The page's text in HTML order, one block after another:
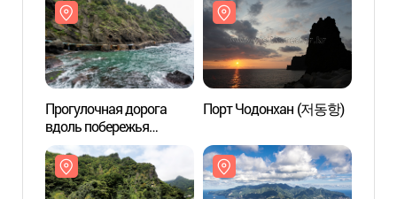
Прогулочная дорога
вдоль побережья
Хэннам (행남
해안산책로)
Порт Чодонхан (저동항)